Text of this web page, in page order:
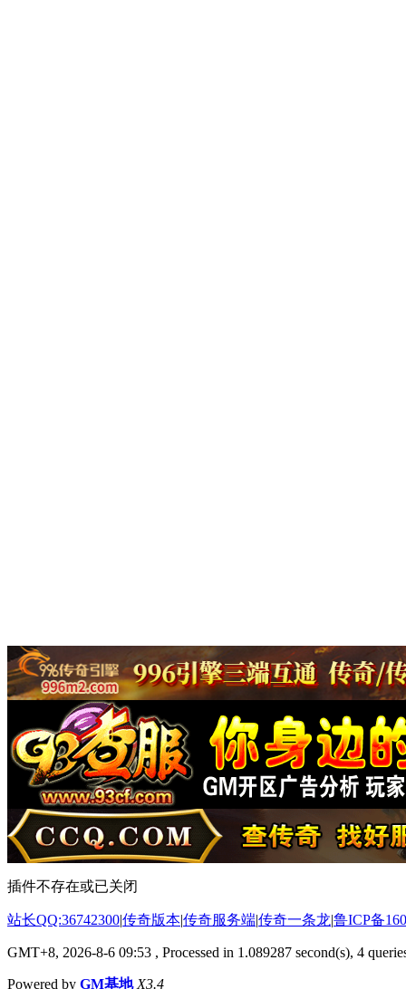
插件不存在或已关闭
站长QQ:36742300|传奇版本|传奇服务端|传奇一条龙|鲁ICP备
GMT+8, 2026-8-6 09:53 , Processed in 1.089287 second(s), 4
Powered by GM基地 X3.4